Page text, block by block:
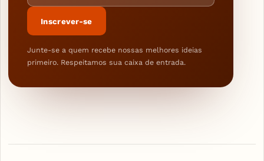
Inscrever-se
Junte-se a quem recebe nossas melhores ideias
primeiro. Respeitamos sua caixa de entrada.